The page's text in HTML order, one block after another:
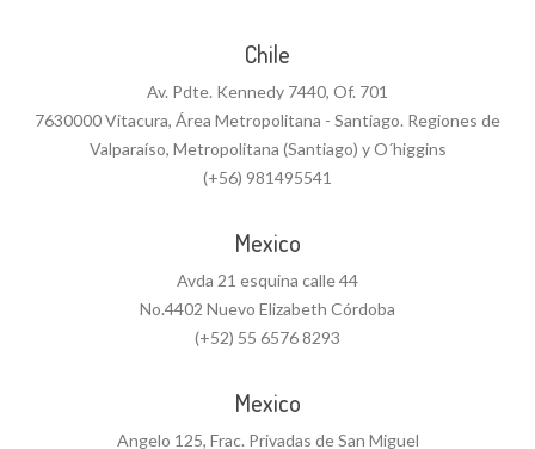
Chile
Av. Pdte. Kennedy 7440, Of. 701
7630000 Vitacura, Área Metropolitana - Santiago. Regiones de
Valparaíso, Metropolitana (Santiago) y O´higgins
(+56) 981495541
Mexico
Avda 21 esquina calle 44
No.4402 Nuevo Elizabeth Córdoba
(+52) 55 6576 8293
Mexico
Angelo 125, Frac. Privadas de San Miguel